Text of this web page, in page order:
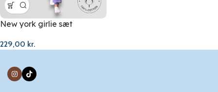
New york girlie sæt
229,00 kr.